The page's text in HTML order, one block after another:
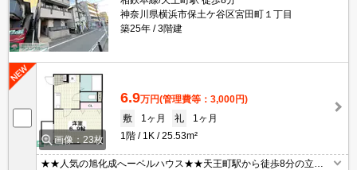
神奈川県横浜市保土ケ谷区宮田町１丁目
築25年
3階建
画像：23枚
6.9万円(管理費等：3,000円)
敷
1ヶ月 礼
1ヶ月
1階
1K 25.53m²
★★人気の旭化成へーベルハウス★★天王町駅から徒歩8分の立地